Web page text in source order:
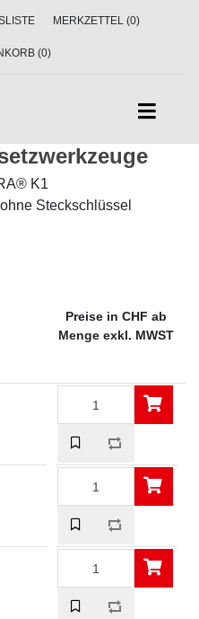
MERKZETTEL (0)
(0)
K1
Steckschlüssel
Preise in CHF ab
Menge exkl. MWST